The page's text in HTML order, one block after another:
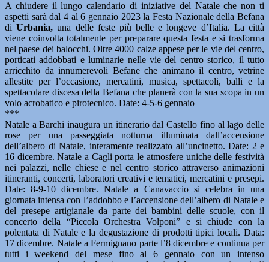
A chiudere il lungo calendario di iniziative del Natale che non ti
aspetti sarà dal 4 al 6 gennaio 2023 la Festa Nazionale della Befana
diUrbania, una delle feste più belle e longeve d’Italia. La città
viene coinvolta totalmente per preparare questa festa e si trasforma
nel paese dei balocchi. Oltre 4000 calze appese per le vie del centro,
porticati addobbati e luminarie nelle vie del centro storico, il tutto
arricchito da innumerevoli Befane che animano il centro, vetrine
allestite per l’occasione, mercatini, musica, spettacoli, balli e la
spettacolare discesa della Befana che planerà con la sua scopa in un
volo acrobatico e pirotecnico. Date: 4-5-6 gennaio
***
Natale a Barchi inaugura un itinerario dal Castello fino al lago delle
rose per una passeggiata notturna illuminata dall’accensione
dell’albero di Natale, interamente realizzato all’uncinetto. Date: 2 e
16 dicembre. Natale a Cagli porta le atmosfere uniche delle festività
nei palazzi, nelle chiese e nel centro storico attraverso animazioni
itineranti, concerti, laboratori creativi e tematici, mercatini e presepi.
Date: 8-9-10 dicembre. Natale a Canavaccio si celebra in una
giornata intensa con l’addobbo e l’accensione dell’albero di Natale e
del presepe artigianale da parte dei bambini delle scuole, con il
concerto della “Piccola Orchestra Volponi” e si chiude con la
polentata di Natale e la degustazione di prodotti tipici locali. Data:
17 dicembre. Natale a Fermignano parte l’8 dicembre e continua per
tutti i weekend del mese fino al 6 gennaio con un intenso